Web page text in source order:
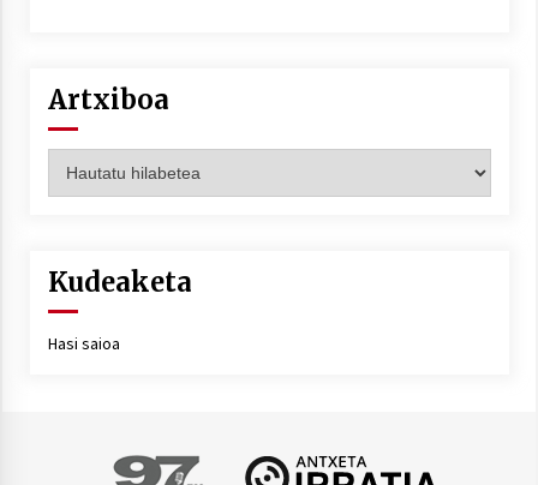
Artxiboa
Kudeaketa
Hasi saioa